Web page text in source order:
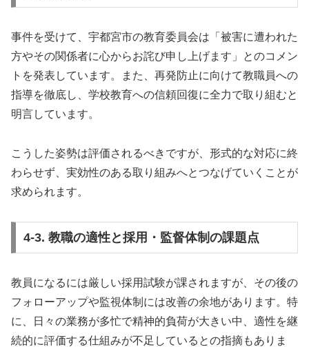
事件を受けて、宇都宮市の教育委員会は「被害に遭われた
方やその関係者に心からお詫び申し上げます」とのコメン
トを発表しています。また、再発防止に向けて教職員への
指導を徹底し、学校教育への信頼回復に全力で取り組むと
明言しています。
こうした姿勢は評価されるべきですが、形式的な対応に終
わらせず、実効性のある取り組みへとつなげていくことが
求められます。
4-3. 教職の適性と採用・監督体制の課題点
教員になるには厳しい採用試験が課されますが、その後の
フォローアップや監視体制には改善の余地があります。特
に、日々の業務が多忙で精神的負荷が大きい中、適性を継
続的に評価する仕組みが不足しているとの指摘もありま